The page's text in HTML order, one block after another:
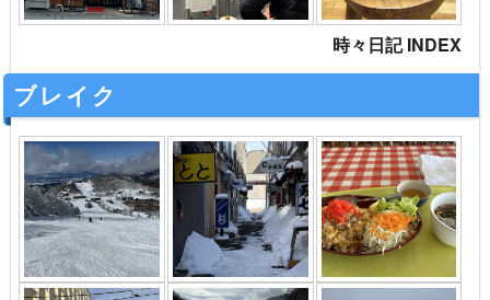
時々日記 INDEX
ブレイク